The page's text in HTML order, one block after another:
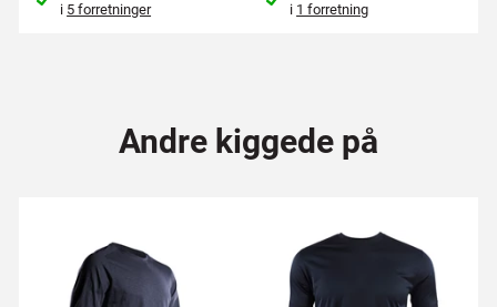
i 5 forretninger
i 1 forretning
Andre kiggede på